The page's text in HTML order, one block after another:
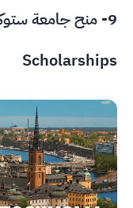
Scholarships